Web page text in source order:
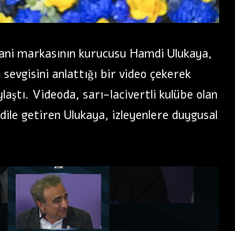
markasının kurucusu Hamdi Ulukaya,
sevgisini anlattığı bir video çekerek
Videoda, sarı-lacivertli kulübe olan
dile getiren Ulukaya, izleyenlere duygusal